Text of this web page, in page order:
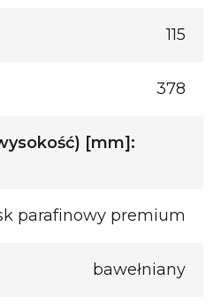
115
378
[mm]:
parafinowy premium
bawełniany